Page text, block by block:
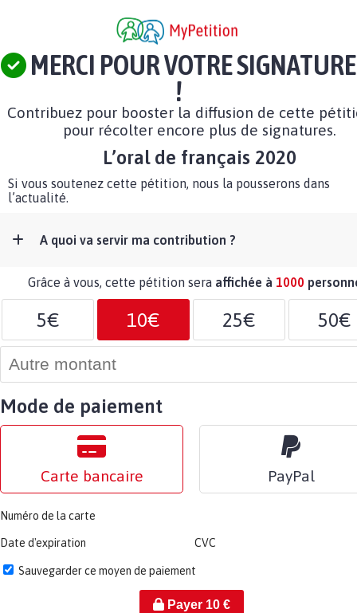
MERCI POUR VOTRE SIGNATURE
!
Contribuez pour booster la diffusion de cette
pour récolter encore plus de signatures.
L’oral de français 2020
Si vous soutenez cette pétition, nous la pousserons dans
l’actualité.
A quoi va servir ma contribution ?
Grâce à vous, cette pétition sera affichée à 1000
5€ 10€ 25€ 50€
Mode de paiement
Carte bancaire PayPal
Numéro de la carte
Date d'expiration CVC
Sauvegarder ce moyen de paiement
Payer 10€